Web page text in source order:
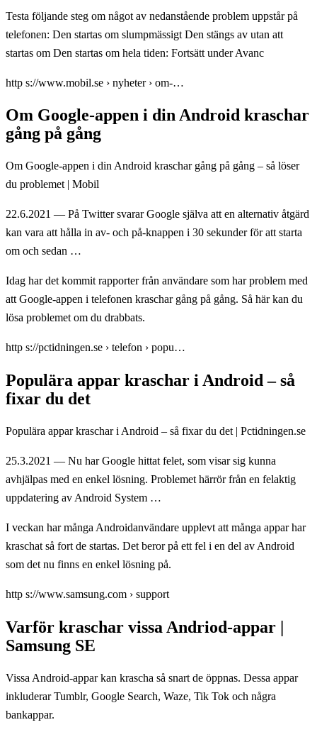
Testa följande steg om något av nedanstående problem uppstår på
telefonen: Den startas om slumpmässigt Den stängs av utan att
startas om Den startas om hela tiden: Fortsätt under Avanc
http s://www.mobil.se › nyheter › om-…
Om Google-appen i din Android kraschar
gång på gång
Om Google-appen i din Android kraschar gång på gång – så löser
du problemet | Mobil
22.6.2021 — På Twitter svarar Google själva att en alternativ åtgärd
kan vara att hålla in av- och på-knappen i 30 sekunder för att starta
om och sedan …
Idag har det kommit rapporter från användare som har problem med
att Google-appen i telefonen kraschar gång på gång. Så här kan du
lösa problemet om du drabbats.
http s://pctidningen.se › telefon › popu…
Populära appar kraschar i Android – så
fixar du det
Populära appar kraschar i Android – så fixar du det | Pctidningen.se
25.3.2021 — Nu har Google hittat felet, som visar sig kunna
avhjälpas med en enkel lösning. Problemet härrör från en felaktig
uppdatering av Android System …
I veckan har många Androidanvändare upplevt att många appar har
kraschat så fort de startas. Det beror på ett fel i en del av Android
som det nu finns en enkel lösning på.
http s://www.samsung.com › support
Varför kraschar vissa Andriod-appar |
Samsung SE
Vissa Android-appar kan krascha så snart de öppnas. Dessa appar
inkluderar Tumblr, Google Search, Waze, Tik Tok och några
bankappar.